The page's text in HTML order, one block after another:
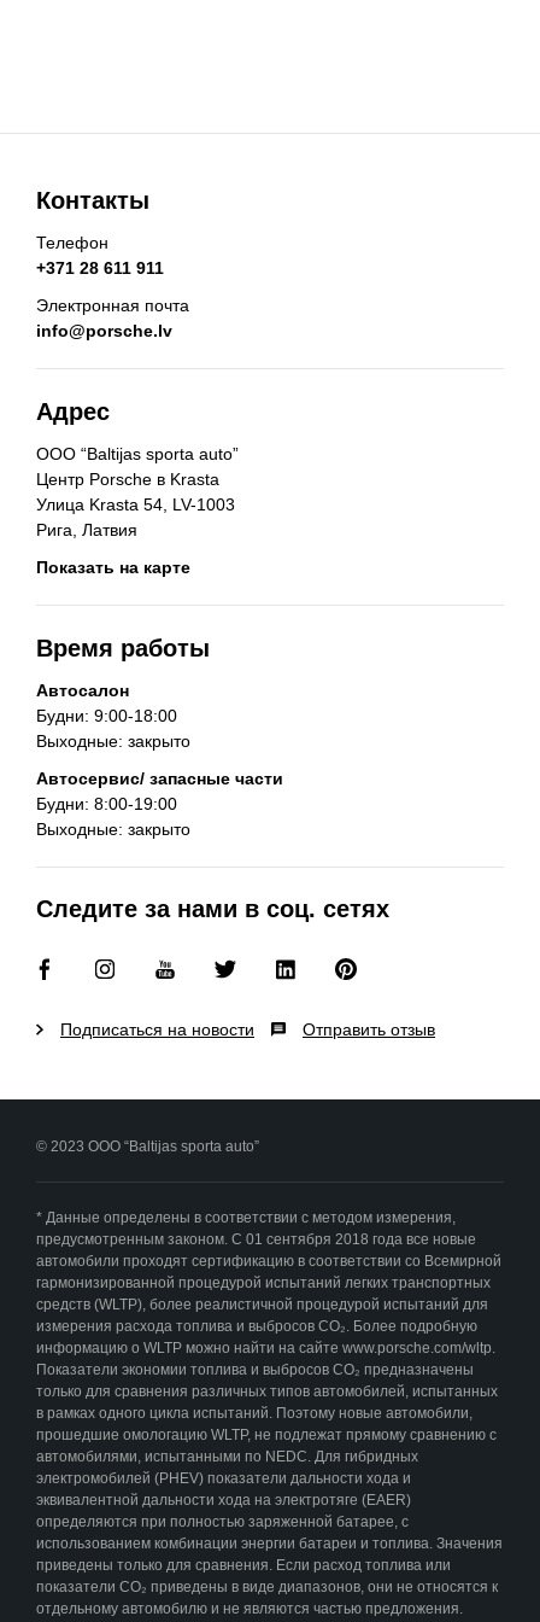
Контакты
Телефон
+371 28 611 911
Электронная почта
info@porsche.lv
Адрес
ООО “Baltijas sporta auto”
Центр Porsche в Krasta
Улица Krasta 54, LV-1003
Рига, Латвия
Показать на карте
Время работы
Автосалон
Будни: 9:00-18:00
Выходные: закрыто
Автосервис/ запасные части
Будни: 8:00-19:00
Выходные: закрыто
Следите за нами в соц. сетях
Подписаться на новости Отправить отзыв
© 2023 ООО “Baltijas sporta auto”
* Данные определены в соответствии с методом измерения,
предусмотренным законом. С 01 сентября 2018 года все новые
автомобили проходят сертификацию в соответствии со Всемирной
гармонизированной процедурой испытаний легких транспортных
средств (WLTP), более реалистичной процедурой испытаний для
измерения расхода топлива и выбросов CO₂. Более подробную
информацию о WLTP можно найти на сайте www.porsche.com/wltp.
Показатели экономии топлива и выбросов CO₂ предназначены
только для сравнения различных типов автомобилей, испытанных
в рамках одного цикла испытаний. Поэтому новые автомобили,
прошедшие омологацию WLTP, не подлежат прямому сравнению с
автомобилями, испытанными по NEDC. Для гибридных
электромобилей (PHEV) показатели дальности хода и
эквивалентной дальности хода на электротяге (EAER)
определяются при полностью заряженной батарее, с
использованием комбинации энергии батареи и топлива. Значения
приведены только для сравнения. Если расход топлива или
показатели CO₂ приведены в виде диапазонов, они не относятся к
отдельному автомобилю и не являются частью предложения.